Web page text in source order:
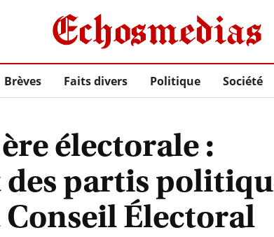
Brèves Faits divers Politique Société
électorale :
des partis
Électoral